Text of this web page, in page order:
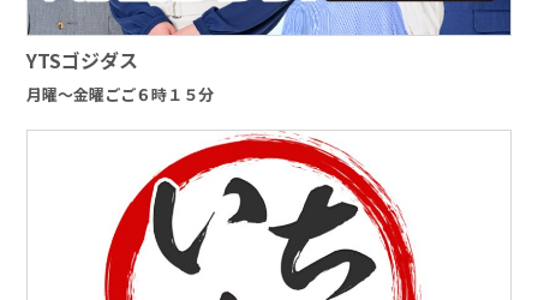
YTSゴジダス
月曜～金曜ごご６時１５分